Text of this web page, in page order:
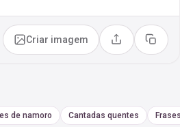
Criar imagem Compartilhar
Copiar
de namoro Cantadas quentes